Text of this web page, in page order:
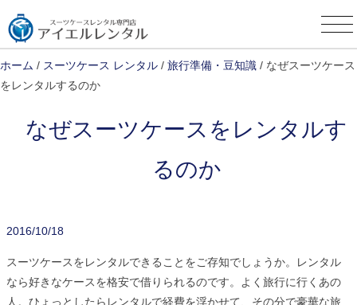
to
content
ホーム / スーツケース レンタル / 旅行準備・豆知識 / なぜスーツケース
をレンタルするのか
なぜスーツケースをレンタルす
るのか
2016/10/18
スーツケースをレンタルできることをご存知でしょうか。レンタル
なら好きなケースを格安で借りられるのです。よく旅行に行くあの
人。ひょっとしたらレンタルで経費を浮かせて、その分で豪華な旅